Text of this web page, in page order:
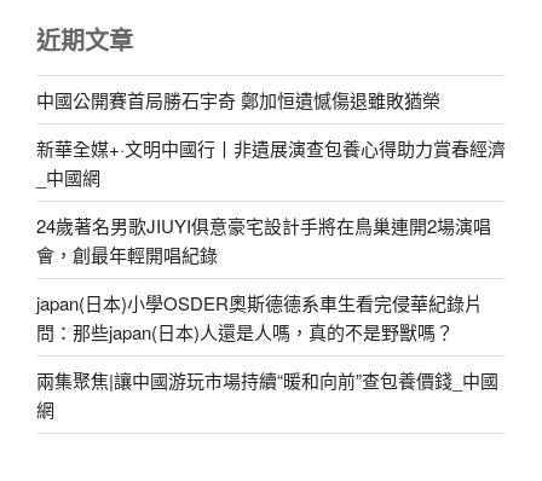
近期文章
中國公開賽首局勝石宇奇 鄭加恒遺憾傷退雖敗猶榮
新華全媒+·文明中國行丨非遺展演查包養心得助力賞春經濟
_中國網
24歲著名男歌JIUYI俱意豪宅設計手將在鳥巢連開2場演唱
會，創最年輕開唱紀錄
japan(日本)小學OSDER奧斯德德系車生看完侵華紀錄片
問：那些japan(日本)人還是人嗎，真的不是野獸嗎？
兩集聚焦|讓中國游玩市場持續“暖和向前”查包養價錢_中國
網